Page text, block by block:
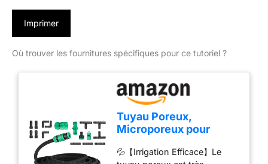
Imprimer
Où trouver les fournitures spécifiques pour ce tutoriel ?
Tuyau Poreux,
Microporeux pour
Goutte, Tuyau
💦【Irrigation Efficace】Le